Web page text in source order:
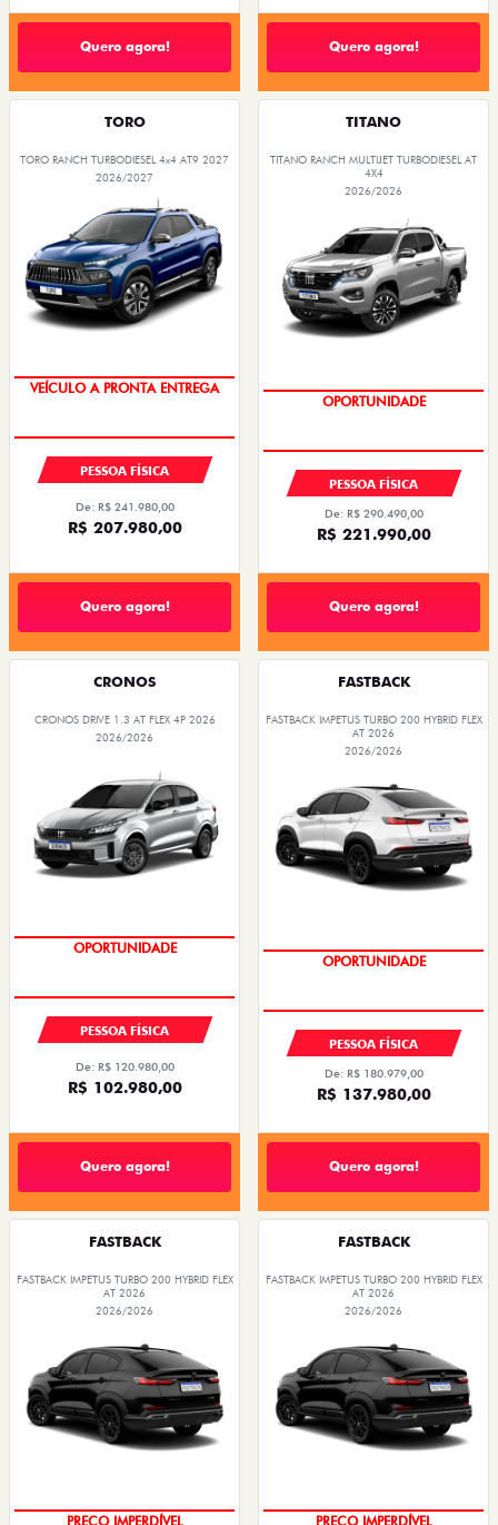
Quero agora! Quero agora!
TORO
TORO RANCH TURBODIESEL 4x4 AT9 2027
2026/2027
VEÍCULO A PRONTA ENTREGA
PESSOA FÍSICA
De: R$ 241.980,00
R$ 207.980,00
Quero agora!
TITANO
TITANO RANCH MULTIJET TURBODIESEL AT
4X4
2026/2026
OPORTUNIDADE
PESSOA FÍSICA
De: R$ 290.490,00
R$ 221.990,00
Quero agora!
CRONOS
CRONOS DRIVE 1.3 AT FLEX 4P 2026
2026/2026
OPORTUNIDADE
PESSOA FÍSICA
De: R$ 120.980,00
R$ 102.980,00
Quero agora!
FASTBACK
FASTBACK IMPETUS TURBO 200 HYBRID FLEX
AT 2026
2026/2026
OPORTUNIDADE
PESSOA FÍSICA
De: R$ 180.979,00
R$ 137.980,00
Quero agora!
FASTBACK
FASTBACK IMPETUS TURBO 200 HYBRID FLEX
AT 2026
2026/2026
FASTBACK
FASTBACK IMPETUS TURBO 200 HYBRID FLEX
AT 2026
2026/2026